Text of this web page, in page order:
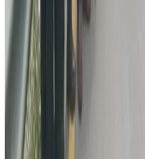
यसका प्रमुख रोशन खतिवडा सिड्नीका
यसअघि भिजन फर मोटिभसन नामक
यस वेवसाइटमा प्रकाशित समाचार,
प्रतिक्रिया, गुनासो, सुझाव र सल्लाह
पठाउनुहोला । तपाईंको सहयोगले
टेवा पुग्नेछ । सम्पर्क इमेल :